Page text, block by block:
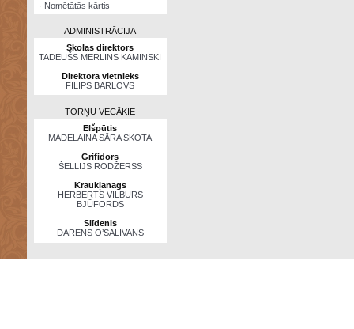
· Nomētātās kārtis
ADMINISTRĀCIJA
Skolas direktors
TADEUŠS MERLINS KAMINSKI
Direktora vietnieks
FILIPS BĀRLOVS
TORŅU VECĀKIE
Elšpūtis
MADELAINA SĀRA SKOTA
Grifidors
ŠELLIJS RODŽERSS
Kraukļanags
HERBERTS VILBURS
BJŪFORDS
Slīdenis
DARENS O’SALIVANS